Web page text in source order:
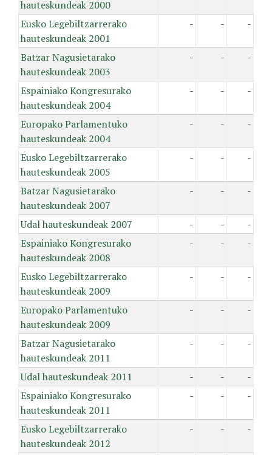
hauteskundeak 2000
Eusko Legebiltzarrerako
hauteskundeak 2001
- - -
Batzar Nagusietarako
hauteskundeak 2003
- - -
Espainiako Kongresurako
hauteskundeak 2004
- - -
Europako Parlamentuko
hauteskundeak 2004
- - -
Eusko Legebiltzarrerako
hauteskundeak 2005
- - -
Batzar Nagusietarako
hauteskundeak 2007
- - -
Udal hauteskundeak 2007 - -
-
Espainiako Kongresurako
hauteskundeak 2008
- - -
Eusko Legebiltzarrerako
hauteskundeak 2009
- - -
Europako Parlamentuko
hauteskundeak 2009
- - -
Batzar Nagusietarako
hauteskundeak 2011
- - -
Udal hauteskundeak 2011 - -
-
Espainiako Kongresurako
hauteskundeak 2011
- - -
Eusko Legebiltzarrerako
hauteskundeak 2012
- - -